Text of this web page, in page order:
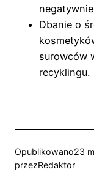
Dbanie o
surowców
recyklingu.
Opublikowano23
przezRedaktor